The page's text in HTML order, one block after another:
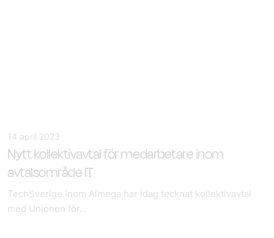
14 april 2023
Nytt kollektivavtal för medarbetare inom
avtalsområde IT
TechSverige inom Almega har idag tecknat kollektivavtal
med Unionen för...